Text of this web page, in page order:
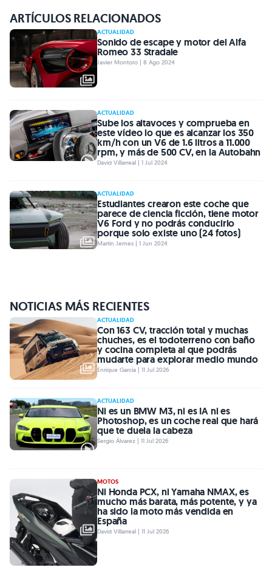
ARTÍCULOS RELACIONADOS
ACTUALIDAD
Sonido de escape y motor del Alfa
Romeo 33 Stradale
Javier Montoro | 8 Ago 2024
ACTUALIDAD
Sube los altavoces y comprueba en
este vídeo lo que es alcanzar los 350
km/h con un V6 de 1.6 litros a 11.000
rpm, y más de 500 CV, en la Autobahn
David Villarreal | 1 Jul 2024
ACTUALIDAD
Estudiantes crearon este coche que
parece de ciencia ficción, tiene motor
V6 Ford y no podrás conducirlo
porque solo existe uno (24 fotos)
Martín Jemes | 1 Jun 2024
NOTICIAS MÁS RECIENTES
ACTUALIDAD
Con 163 CV, tracción total y muchas
chuches, es el todoterreno con baño
y cocina completa al que podrás
mudarte para explorar medio mundo
Enrique García | 11 Jul 2026
ACTUALIDAD
Ni es un BMW M3, ni es IA ni es
Photoshop, es un coche real que hará
que te duela la cabeza
Sergio Álvarez | 11 Jul 2026
MOTOS
Ni Honda PCX, ni Yamaha NMAX, es
mucho más barata, más potente, y ya
ha sido la moto más vendida en
España
David Villarreal | 11 Jul 2026